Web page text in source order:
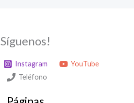
Síguenos!
Instagram
YouTube
Teléfono